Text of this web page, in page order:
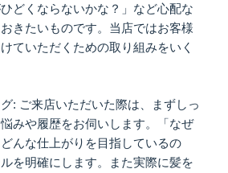
どくならないかな？」など心配な
きたいものです。当店ではお客様
ていただくための取り組みをいく
: ご来店いただいた際は、まずしっ
みや履歴をお伺いします。「なぜ
んな仕上がりを目指しているの
を明確にします。また実際に髪を